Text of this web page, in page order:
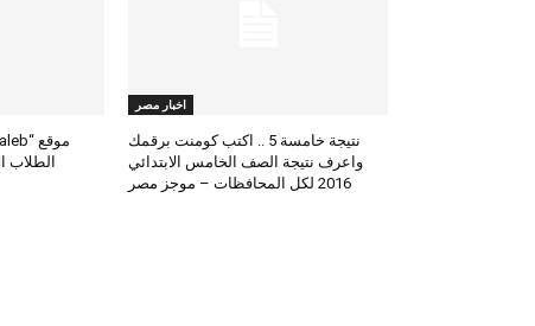
اخبار مصر
نتيجة خامسة 5 .. اكتب كومنت برقمك
واعرف نتيجة الصف الخامس الابتدائي
2016 لكل المحافظات – موجز مصر